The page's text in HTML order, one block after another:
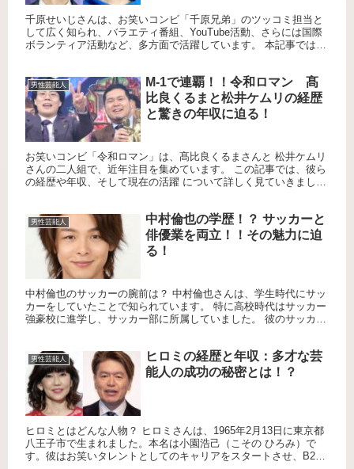
千原せいじさんは、お笑いコンビ「千原兄弟」のツッコミ担当と
して広く知られ、バラエティ番組、YouTube活動、さらには国際
ボランティア活動など、多方面で活躍しています。 本記事では、
男性芸能人
M-1で連覇！！令和ロマン 髙
比良くるまと松井ケムリの経歴
と驚きの年収に迫る！
お笑いコンビ「令和ロマン」は、髙比良くるまさんと 松井ケムリ
さんの二人組で、近年注目を集めています。 この記事では、彼ら
の経歴や年収、そして現在の活躍 について詳しく見ていきましょ
男性芸能人
中村倫也の学歴！？ サッカーと
俳優業を両立！！その魅力に迫
る！
中村倫也のサッカーの腕前は？ 中村倫也さんは、学生時代にサッ
カーをしていたことで知られています。 特に高校時代はサッカー
強豪校に進学し、サッカー部に所属していました。 彼のサッカー
男性芸能人
ヒロミの経歴と年収：多才な芸
能人の成功の秘密とは！？
ヒロミとはどんな人物？ ヒロミさんは、1965年2月13日に東京都
八王子市で生まれました。本名は小園浩己（こその ひろみ）で
す。彼はお笑いタレントとしてのキャリアをスタートさせ、B21